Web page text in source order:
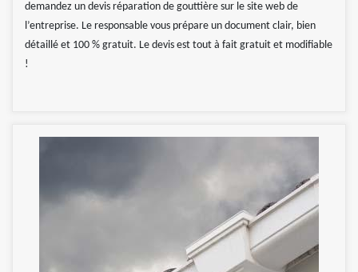
demandez un devis réparation de gouttière sur le site web de
l’entreprise. Le responsable vous prépare un document clair, bien
détaillé et 100 % gratuit. Le devis est tout à fait gratuit et modifiable
!